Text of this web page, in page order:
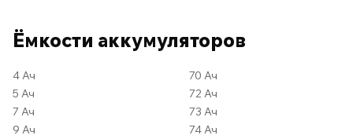
Ёмкости аккумуляторов
4 Ач
5 Ач
7 Ач
9 Ач
70 Ач
72 Ач
73 Ач
74 Ач